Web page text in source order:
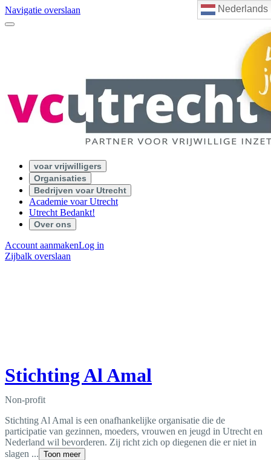
Nederlands
Navigatie overslaan
voar vrijwilligers
Organisaties
Bedrijven voar Utrecht
Academie voar Utrecht
Utrecht Bedankt!
Over ons
Account aanmakenLog in
Zijbalk overslaan
Stichting Al Amal
Non-profit
Stichting Al Amal is een onafhankelijke organisatie die de
participatie van gezinnen, moeders, vrouwen en jeugd in Utrecht en
Nederland wil bevorderen. Zij richt zich op diegenen die er niet in
slagen ... Toon meer